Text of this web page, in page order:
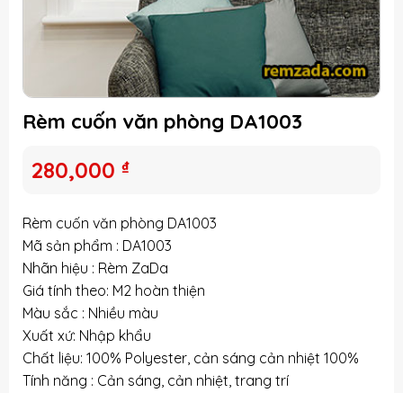
Rèm cuốn văn phòng DA1003
280,000 ₫
Rèm cuốn văn phòng DA1003
Mã sản phẩm : DA1003
Nhãn hiệu : Rèm ZaDa
Giá tính theo: M2 hoàn thiện
Màu sắc : Nhiều màu
Xuất xứ: Nhập khẩu
Chất liệu: 100% Polyester, cản sáng cản nhiệt 100%
Tính năng : Cản sáng, cản nhiệt, trang trí